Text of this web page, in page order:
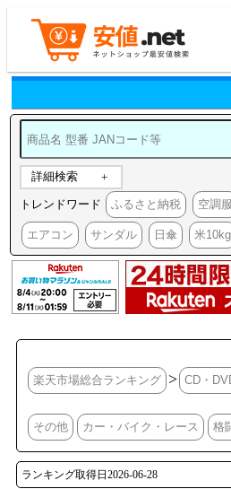
詳細検索
トレンドワード ふるさと納税 空調服
エアコン サンダル 日傘 米10kg
楽天市場総合ランキング > CD・
その他 カー・バイク・レース 格
ランキング取得日2026-06-28